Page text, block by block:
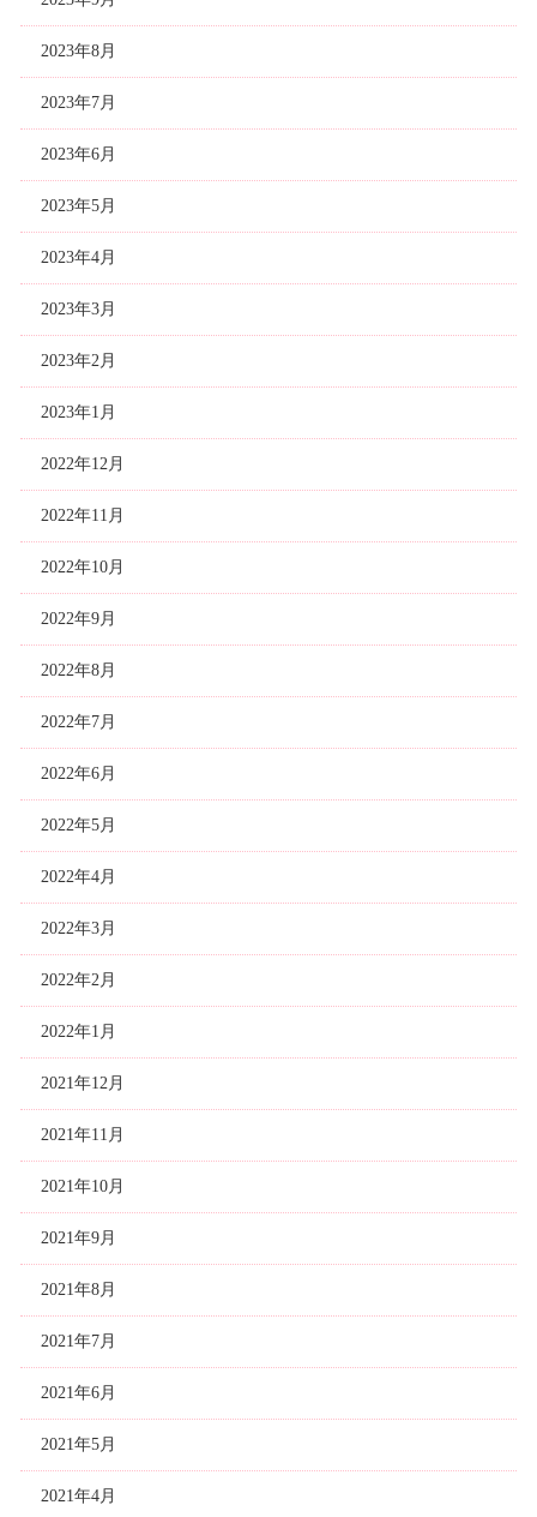
2023年8月
2023年7月
2023年6月
2023年5月
2023年4月
2023年3月
2023年2月
2023年1月
2022年12月
2022年11月
2022年10月
2022年9月
2022年8月
2022年7月
2022年6月
2022年5月
2022年4月
2022年3月
2022年2月
2022年1月
2021年12月
2021年11月
2021年10月
2021年9月
2021年8月
2021年7月
2021年6月
2021年5月
2021年4月